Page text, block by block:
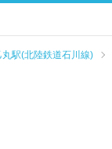
丸駅(北陸鉄道石川線)